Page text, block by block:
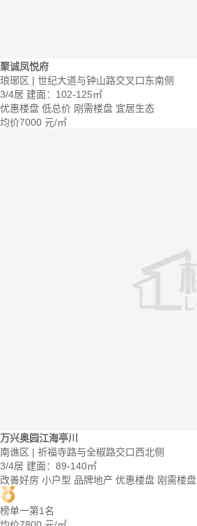
聚诚凤悦府
琅琊区 | 世纪大道与钟山路交叉口东南侧
3/4居 建面：102-125㎡
优惠楼盘 低总价 刚需楼盘 宜居生态
均价7000 元/㎡
万兴奥园江海亭川
南谯区 | 祈福寺路与全椒路交口西北侧
3/4居 建面：89-140㎡
改善好房 小户型 品牌地产 优惠楼盘 刚需楼盘
榜单一第1名